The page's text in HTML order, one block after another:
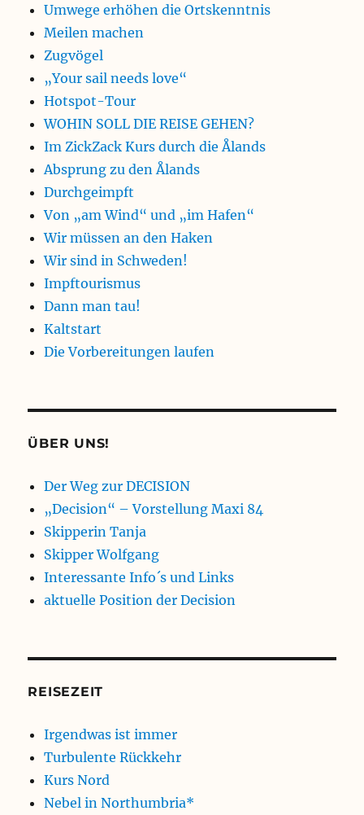
Umwege erhöhen die Ortskenntnis
Meilen machen
Zugvögel
„Your sail needs love“
Hotspot-Tour
WOHIN SOLL DIE REISE GEHEN?
Im ZickZack Kurs durch die Ålands
Absprung zu den Ålands
Durchgeimpft
Von „am Wind“ und „im Hafen“
Wir müssen an den Haken
Wir sind in Schweden!
Impftourismus
Dann man tau!
Kaltstart
Die Vorbereitungen laufen
ÜBER UNS!
Der Weg zur DECISION
„Decision“ – Vorstellung Maxi 84
Skipperin Tanja
Skipper Wolfgang
Interessante Info´s und Links
aktuelle Position der Decision
REISEZEIT
Irgendwas ist immer
Turbulente Rückkehr
Kurs Nord
Nebel in Northumbria*